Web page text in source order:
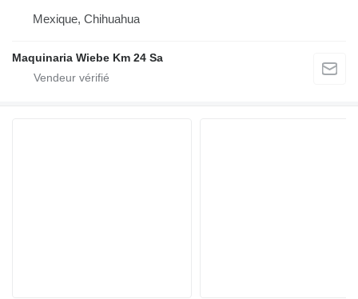
Mexique, Chihuahua
Maquinaria Wiebe Km 24 Sa